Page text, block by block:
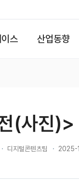
스 산업동향
사진)>
디지털콘텐츠팀 2025-